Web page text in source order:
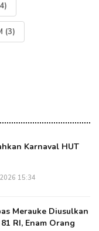
(3)
Karnaval HUT
15:34
Merauke Diusulkan
RI, Enam Orang